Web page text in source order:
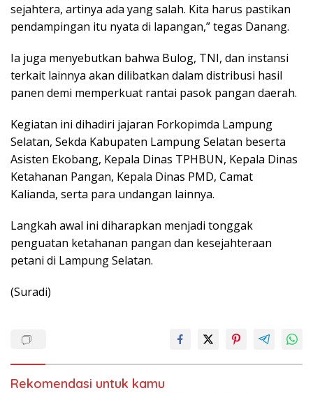
sejahtera, artinya ada yang salah. Kita harus pastikan
pendampingan itu nyata di lapangan,” tegas Danang.
Ia juga menyebutkan bahwa Bulog, TNI, dan instansi
terkait lainnya akan dilibatkan dalam distribusi hasil
panen demi memperkuat rantai pasok pangan daerah.
Kegiatan ini dihadiri jajaran Forkopimda Lampung
Selatan, Sekda Kabupaten Lampung Selatan beserta
Asisten Ekobang, Kepala Dinas TPHBUN, Kepala Dinas
Ketahanan Pangan, Kepala Dinas PMD, Camat
Kalianda, serta para undangan lainnya.
Langkah awal ini diharapkan menjadi tonggak
penguatan ketahanan pangan dan kesejahteraan
petani di Lampung Selatan.
(Suradi)
Rekomendasi untuk kamu